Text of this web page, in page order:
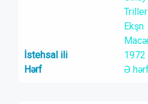
Triller
Ekşn
İstehsal ili
1972
Hərf
Ə